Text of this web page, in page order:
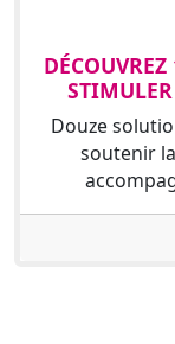
Douze
soutenir